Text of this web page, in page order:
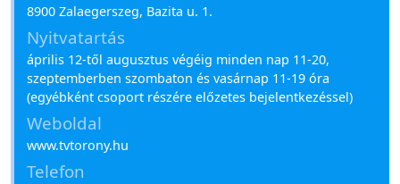
8900 Zalaegerszeg, Bazita u. 1.
Nyitvatartás
április 12-től augusztus végéig minden nap 11-20,
szeptemberben szombaton és vasárnap 11-19 óra
(egyébként csoport részére előzetes bejelentkezéssel)
Weboldal
www.tvtorony.hu
Telefon